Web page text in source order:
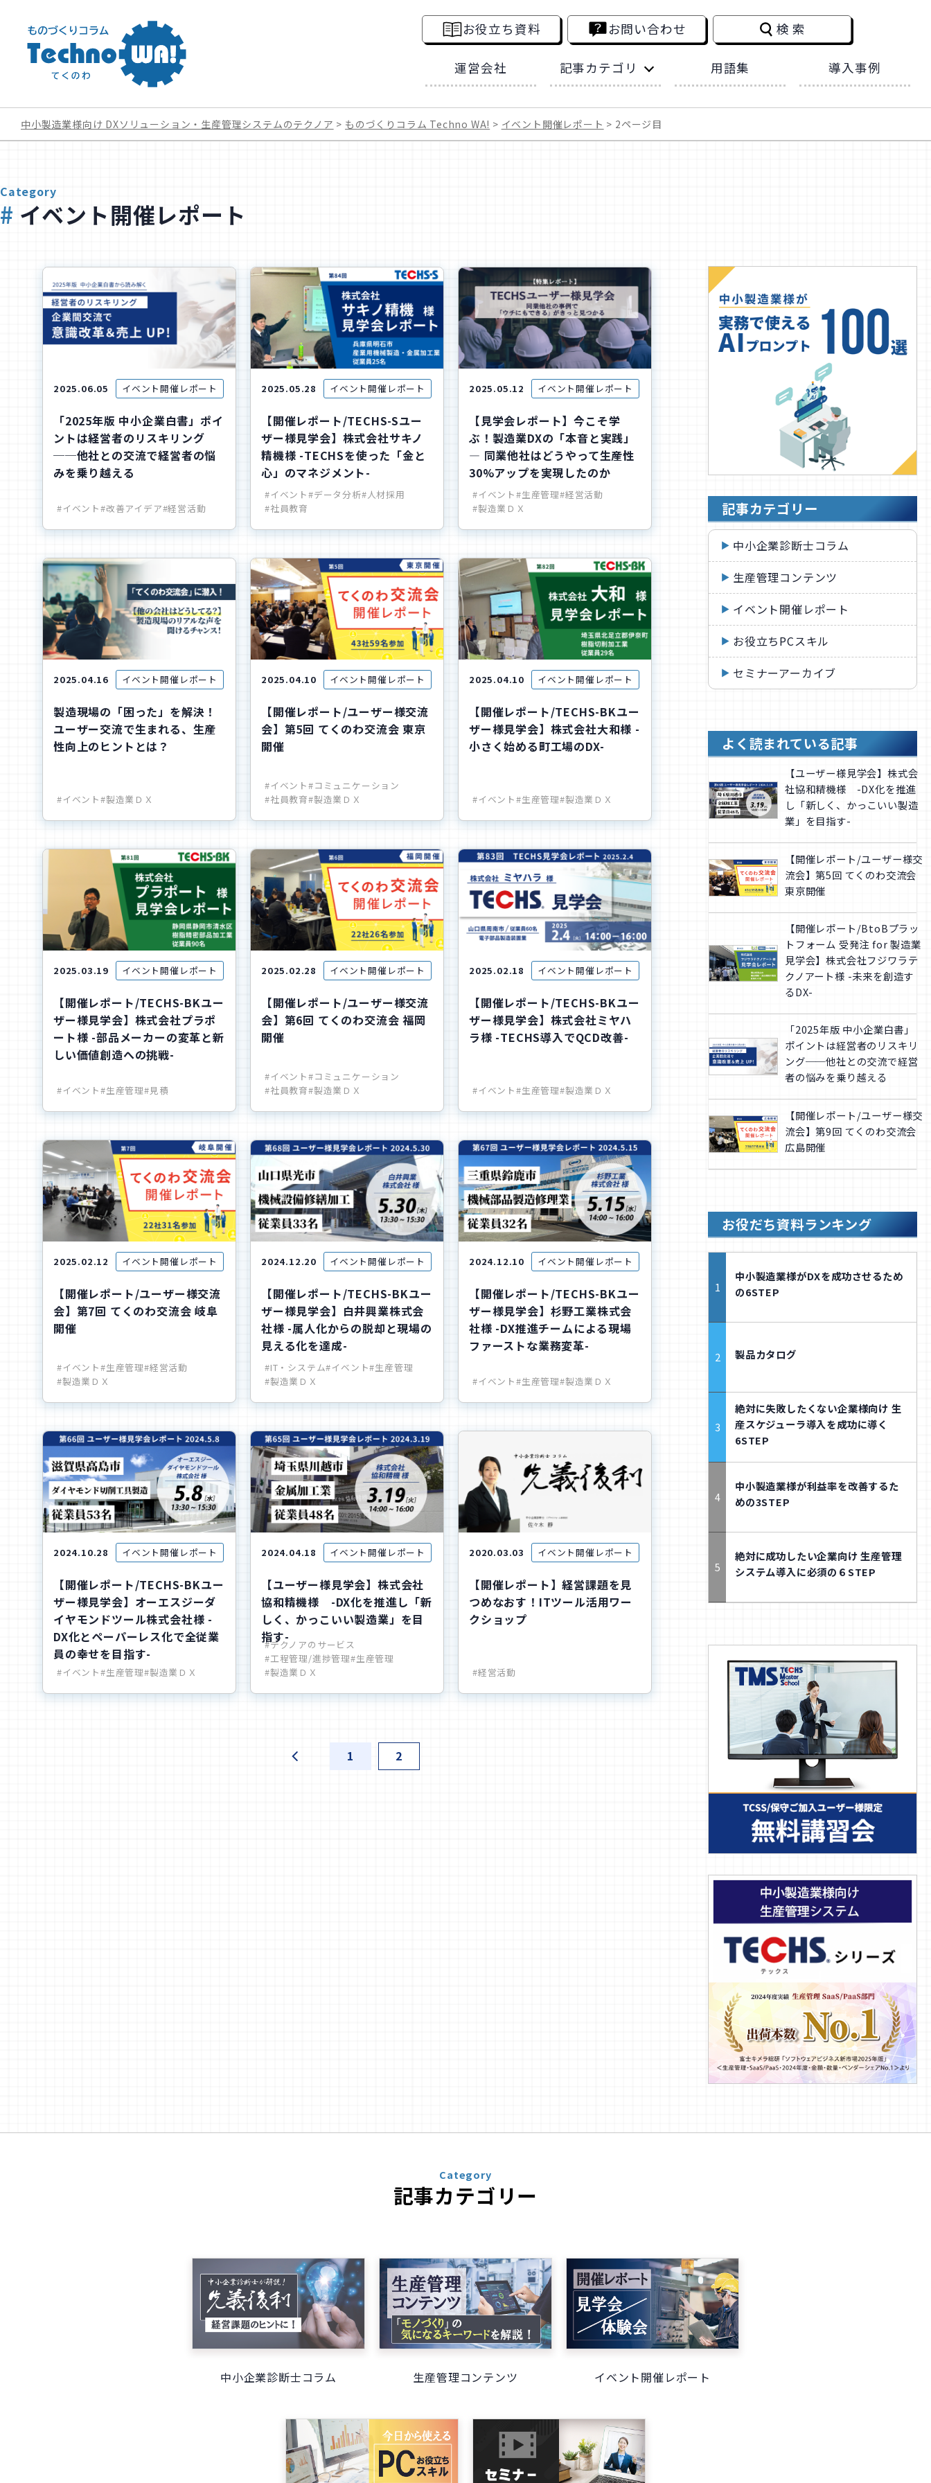
お役立ち資料 お問い合わせ 検索
運営会社 記事カテゴリ
全ての記事
中小企業診断士コラム
セミナーアーカイブ
用語集 導入事例
中小製造業様向け DXソリューション・生産管理システムのテクノア ものづくりコラム Techno WA! イベント開催レポート 2ページ目
イベント開催レポート
Category
2025.06.05 イベント開催レポート
「2025年版 中小企業白書」ポイ
ントは経営者のリスキリング
──他社との交流で経営者の悩
みを乗り越える
#イベント#改善アイデア#経営活動
2025.05.28 イベント開催レポート
【開催レポート/TECHS-Sユー
ザー様見学会】株式会社サキノ
精機様 -TECHSを使った「金と
心」のマネジメント-
#イベント#データ分析#人材採用
#社員教育
2025.05.12 イベント開催レポート
【見学会レポート】今こそ学
ぶ！製造業DXの「本音と実践」
— 同業他社はどうやって生産性
30%アップを実現したのか
#イベント#生産管理#経営活動
#製造業ＤＸ
2025.04.16 イベント開催レポート
製造現場の「困った」を解決！
ユーザー交流で生まれる、生産
性向上のヒントとは？
#イベント#製造業ＤＸ
2025.04.10 イベント開催レポート
【開催レポート/ユーザー様交流
会】第5回 てくのわ交流会 東京
開催
#イベント#コミュニケーション
#社員教育#製造業ＤＸ
2025.04.10 イベント開催レポート
【開催レポート/TECHS-BKユー
ザー様見学会】株式会社大和様 -
小さく始める町工場のDX-
#イベント#生産管理#製造業ＤＸ
2025.03.19 イベント開催レポート
【開催レポート/TECHS-BKユー
ザー様見学会】株式会社プラポ
ート様 -部品メーカーの変革と新
しい価値創造への挑戦-
#イベント#生産管理#見積
2025.02.28 イベント開催レポート
【開催レポート/ユーザー様交流
会】第6回 てくのわ交流会 福岡
開催
#イベント#コミュニケーション
#社員教育#製造業ＤＸ
2025.02.18 イベント開催レポート
【開催レポート/TECHS-BKユー
ザー様見学会】株式会社ミヤハ
ラ様 -TECHS導入でQCD改善-
#イベント#生産管理#製造業ＤＸ
2025.02.12 イベント開催レポート
【開催レポート/ユーザー様交流
会】第7回 てくのわ交流会 岐阜
開催
#イベント#生産管理#経営活動
#製造業ＤＸ
2024.12.20 イベント開催レポート
【開催レポート/TECHS-BKユー
ザー様見学会】白井興業株式会
社様 -属人化からの脱却と現場の
見える化を達成-
#IT・システム#イベント#生産管理
#製造業ＤＸ
2024.12.10 イベント開催レポート
【開催レポート/TECHS-BKユー
ザー様見学会】杉野工業株式会
社様 -DX推進チームによる現場
ファーストな業務変革-
#イベント#生産管理#製造業ＤＸ
2024.10.28 イベント開催レポート
【開催レポート/TECHS-BKユー
ザー様見学会】オーエスジーダ
イヤモンドツール株式会社様 -
DX化とペーパーレス化で全従業
員の幸せを目指す-
#イベント#生産管理#製造業ＤＸ
2024.04.18 イベント開催レポート
【ユーザー様見学会】株式会社
協和精機様 -DX化を推進し「新
しく、かっこいい製造業」を目
指す-
#テクノアのサービス
#工程管理/進捗管理#生産管理
#製造業ＤＸ
2020.03.03 イベント開催レポート
【開催レポート】経営課題を見
つめなおす！ITツール活用ワー
クショップ
#経営活動
1 2
記事カテゴリー
中小企業診断士コラム
生産管理コンテンツ
イベント開催レポート
お役立ちPCスキル
セミナーアーカイブ
よく読まれている記事
【ユーザー様見学会】株式会
社協和精機様 -DX化を推進
し「新しく、かっこいい製造
業」を目指す-
【開催レポート/ユーザー様交
流会】第5回 てくのわ交流会
東京開催
【開催レポート/BtoBプラッ
トフォーム 受発注 for 製造業
見学会】株式会社フジワラテ
クノアート様 -未来を創造す
るDX-
「2025年版 中小企業白書」
ポイントは経営者のリスキリ
ング──他社との交流で経営
者の悩みを乗り越える
【開催レポート/ユーザー様交
流会】第9回 てくのわ交流会
広島開催
お役だち資料ランキング
中小製造業様がDXを成功させるため
の6STEP
製品カタログ
絶対に失敗したくない企業様向け 生
産スケジューラ導入を成功に導く
6STEP
中小製造業様が利益率を改善するた
めの3STEP
絶対に成功したい企業向け 生産管理
システム導入に必須の６STEP
記事カテゴリー
Category
中小企業診断士コラム 生産管理コンテンツ イベント開催レポート